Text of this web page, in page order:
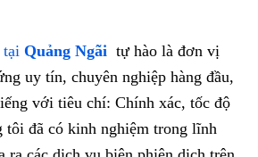
tại Quảng Ngãi tự hào là đơn vị
uy tín, chuyên nghiệp hàng đầu,
với tiêu chí: Chính xác, tốc độ
tôi đã có kinh nghiệm trong lĩnh